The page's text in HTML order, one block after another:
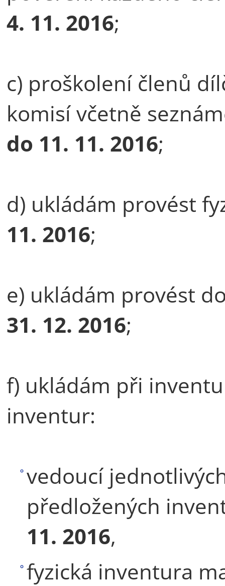
4. 11. 2016;
c) proškolení členů
komisí včetně
do 11. 11. 2016;
d) ukládám provést
11. 2016;
e) ukládám provést
31. 12. 2016;
f) ukládám při
inventur:
vedoucí
předložených
11. 2016,
fyzická inventura